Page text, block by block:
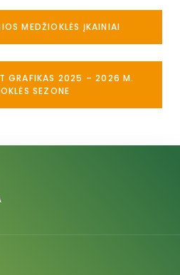
MEDŽIOKLĖS ĮKAINIAI
GRAFIKAS 2025 – 2026 M.
SEZONE